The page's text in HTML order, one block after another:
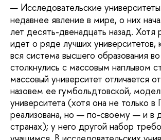
— Исследовательские
недавнее явление в мире, о них
лет десять-двенадцать назад. Хотя
идет о ряде лучших университетов,
вся система высшего образования
столкнулись с массовым наплывом
массовый университет отличается
назовем ее гумбольдтовской,
университета (хотя она не только в
реализована, но — по-своему — и в
странах); у него другой набор